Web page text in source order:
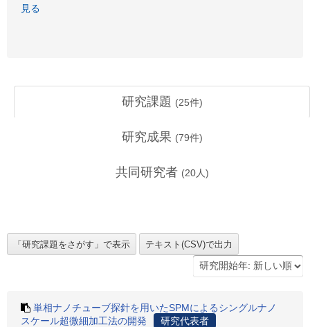
見る
研究課題 (25件)
研究成果 (79件)
共同研究者 (20人)
単相ナノチューブ探針を用いたSPMによるシングルナノ
スケール超微細加工法の開発
研究代表者